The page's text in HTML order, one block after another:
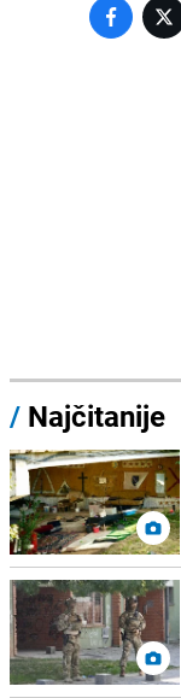
/ Najčitanije